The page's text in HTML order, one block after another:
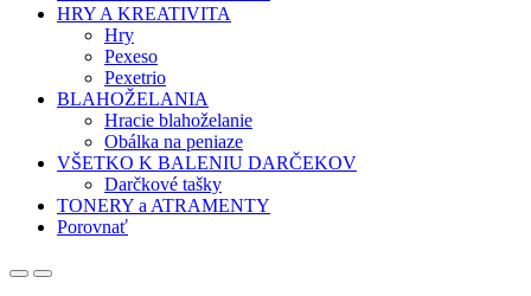
HRY A KREATIVITA
Hry
Pexeso
Pexetrio
BLAHOŽELANIA
Hracie blahoželanie
Obálka na peniaze
VŠETKO K BALENIU DARČEKOV
Darčkové tašky
TONERY a ATRAMENTY
Porovnať
OpenClose